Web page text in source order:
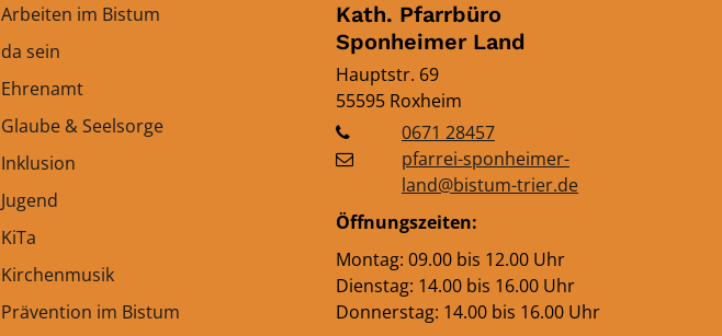
Arbeiten im Bistum
da sein
Ehrenamt
Glaube & Seelsorge
Inklusion
Jugend
KiTa
Kirchenmusik
Prävention im Bistum
Kath. Pfarrbüro
Sponheimer Land
Hauptstr. 69
55595 Roxheim
0671 28457
pfarrei-sponheimer-
land@bistum-trier.de
Öffnungszeiten:
Montag: 09.00 bis 12.00 Uhr
Dienstag: 14.00 bis 16.00 Uhr
Donnerstag: 14.00 bis 16.00 Uhr